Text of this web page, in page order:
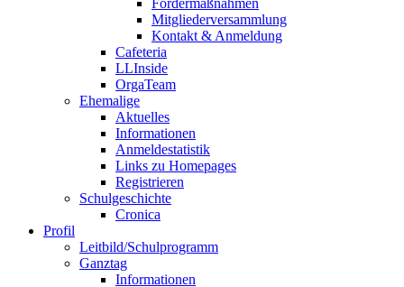
Fördermaßnahmen
Mitgliederversammlung
Kontakt & Anmeldung
Cafeteria
LLInside
OrgaTeam
Ehemalige
Aktuelles
Informationen
Anmeldestatistik
Links zu Homepages
Registrieren
Schulgeschichte
Cronica
Profil
Leitbild/Schulprogramm
Ganztag
Informationen